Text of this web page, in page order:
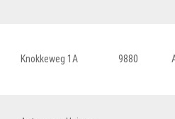
Knokkeweg 1A 9880